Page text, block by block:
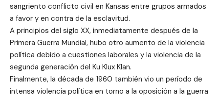
sangriento conflicto civil en Kansas entre grupos armados
a favor y en contra de la esclavitud.
A principios del siglo XX, inmediatamente después de la
Primera Guerra Mundial, hubo otro aumento de la violencia
política debido a cuestiones laborales y la violencia de la
segunda generación del Ku Klux Klan.
Finalmente, la década de 1960 también vio un período de
intensa violencia política en torno a la oposición a la guerra